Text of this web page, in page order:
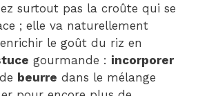
surtout pas la croûte qui se
; elle va naturellement
le goût du riz en
gourmande : incorporer
beurre dans le mélange